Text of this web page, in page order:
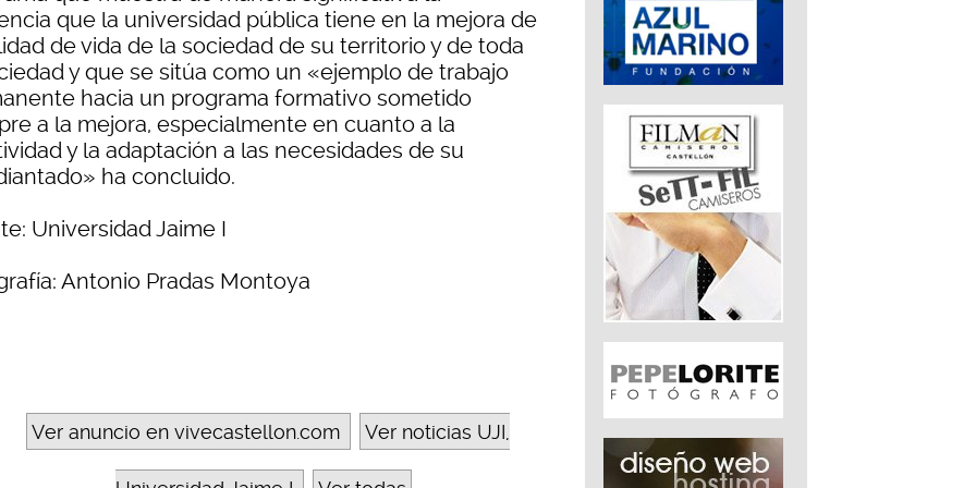
que la universidad pública tiene en la mejora de
de vida de la sociedad de su territorio y de toda
y que se sitúa como un «ejemplo de trabajo
hacia un programa formativo sometido
a la mejora, especialmente en cuanto a la
y la adaptación a las necesidades de su
ha concluido.
Universidad Jaime I
Antonio Pradas Montoya
Ver anuncio en vivecastellon.com Ver noticias UJI,